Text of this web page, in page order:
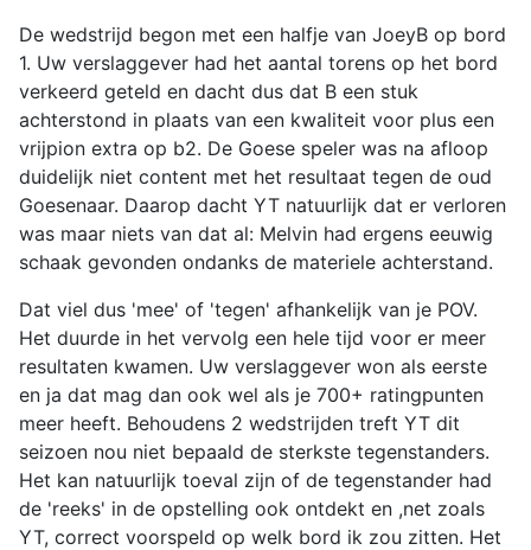
De wedstrijd begon met een halfje van JoeyB op bord
1. Uw verslaggever had het aantal torens op het bord
verkeerd geteld en dacht dus dat B een stuk
achterstond in plaats van een kwaliteit voor plus een
vrijpion extra op b2. De Goese speler was na afloop
duidelijk niet content met het resultaat tegen de oud
Goesenaar. Daarop dacht YT natuurlijk dat er verloren
was maar niets van dat al: Melvin had ergens eeuwig
schaak gevonden ondanks de materiele achterstand.
Dat viel dus 'mee' of 'tegen' afhankelijk van je POV.
Het duurde in het vervolg een hele tijd voor er meer
resultaten kwamen. Uw verslaggever won als eerste
en ja dat mag dan ook wel als je 700+ ratingpunten
meer heeft. Behoudens 2 wedstrijden treft YT dit
seizoen nou niet bepaald de sterkste tegenstanders.
Het kan natuurlijk toeval zijn of de tegenstander had
de 'reeks' in de opstelling ook ontdekt en ,net zoals
YT, correct voorspeld op welk bord ik zou zitten. Het